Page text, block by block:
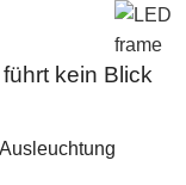
kein Blick